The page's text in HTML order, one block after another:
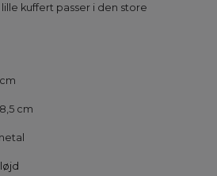
kuffert passer i den store
cm